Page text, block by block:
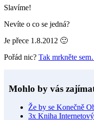
Slavíme!
Nevíte o co se jedná?
Je přece 1.8.2012 🙂
Pořád nic? Tak mrkněte
Mohlo by vás
Že by se Konečně
3x Kniha